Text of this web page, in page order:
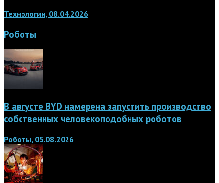
Технологии, 08.04.2026
Роботы
В августе BYD намерена запустить производство
собственных человекоподобных роботов
Роботы, 05.08.2026